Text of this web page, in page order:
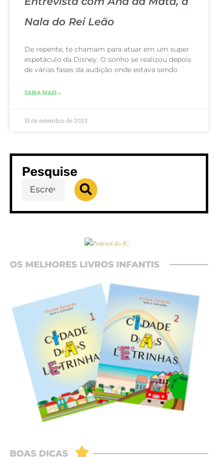
Nala do Rei Leão
De repente, te chamam para atuar em um super
espetáculo da Disney. O sonho se realizou depois
de várias fases da audição onde estava sendo
SAIBA MAIS »
15 de setembro de 2023
Pesquise